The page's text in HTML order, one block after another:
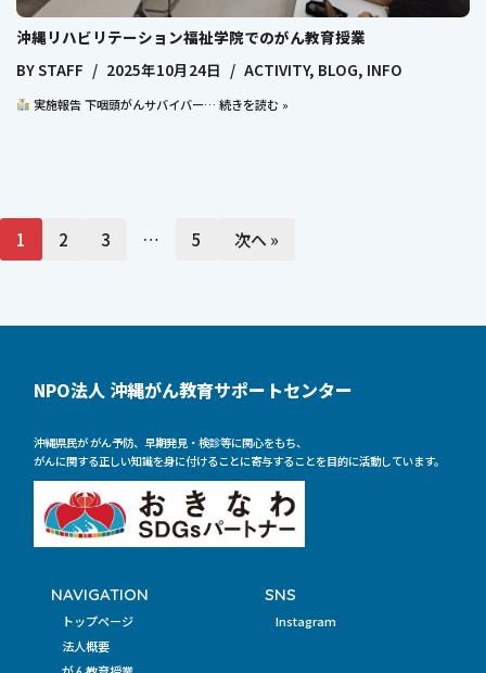
沖縄リハビリテーション福祉学院でのがん教育授業
BYSTAFF 2025年10月24日 ACTIVITY, BLOG, INFO
実施報告 下咽頭がんサバイバー… 続きを読む »
1 2 3 … 5 次へ »
NPO法人 沖縄がん教育サポートセンター
沖縄県民が がん予防、早期発見・検診等に関心をもち、
がんに関する正しい知識を身に付けることに寄与することを目的に活動しています。
NAVIGATION
トップページ
法人概要
SNS
Instagram